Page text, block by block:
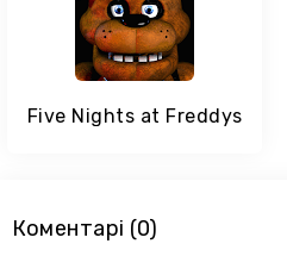
Five Nights at Freddys
Коментарі (0)